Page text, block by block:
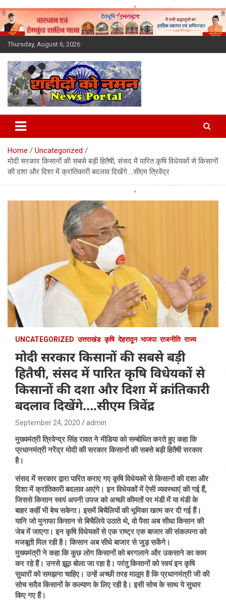
Skip
to
content
Thursday, August 6, 2026
Latest News Today, Breaking
News, Uttarakhand News in
Hindi
Home
Uncategorized
मोदी सरकार किसानों की सबसे बड़ी हितैषी, संसद में पारित कृषि विधेयकों से किसानों
की दशा और दिशा में क्रांतिकारी बदलाव दिखेंगे….सीएम त्रिवेंद्र
UNCATEGORIZED उत्तराखंड कृषि देहरादून भाजपा राजनीति राज्य
मोदी सरकार किसानों की सबसे बड़ी
हितैषी, संसद में पारित कृषि विधेयकों से
किसानों की दशा और दिशा में क्रांतिकारी
बदलाव दिखेंगे….सीएम त्रिवेंद्र
September 24, 2020 admin
मुख्यमंत्री त्रिवेन्द्र सिंह रावत ने मीडिया को सम्बोधित करते हुए कहा कि
प्रधानमंत्री नरेंद्र मोदी की सरकार किसानों की सबसे बड़ी हितैषी सरकार
है।
संसद में सरकार द्वारा पारित कराए गए कृषि विधेयकों से किसानों की दशा और
दिशा में क्रांतिकारी बदलाव आएंगे। इन विधेयकों में ऐसी व्यवस्थाएं की गई हैं,
जिससे किसान स्वयं अपनी उपज को अच्छी कीमतों पर मंडी में या मंडी के
बाहर कहीं भी बेच सकेगा। इसमें बिचैलियों की भूमिका खत्म कर दी गई हैं।
यानि जो मुनाफा किसान से बिचैलिये उठाते थे, वो पैसा अब सीधा किसान की
जेब में जाएगा। इन कृषि विधेयकों से एक राष्ट्र एक बाजार की संकल्पना को
मजबूती मिल रही है। किसान अब सीधे बाजार से जुड़ सकेंगे।
मुख्यमंत्री ने कहा कि कुछ लोग किसानों को बरगलाने और उकसाने का काम
कर रहे हैं। उनसे झूठ बोला जा रहा है। परंतु किसानों को स्वयं इन कृषि
सुधारों को समझना चाहिए। उन्हें अच्छी तरह मालूम है कि प्रधानमंत्री जी की
सोच सदैव किसानों के कल्याण के लिए रही है। इसी सोच के साथ ये सुधार
किए गए हैं।